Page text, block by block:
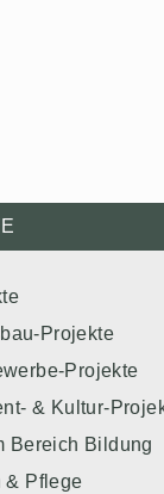
Projekte
Projekte
& Kultur-
Bereich Bildung
& Pflege